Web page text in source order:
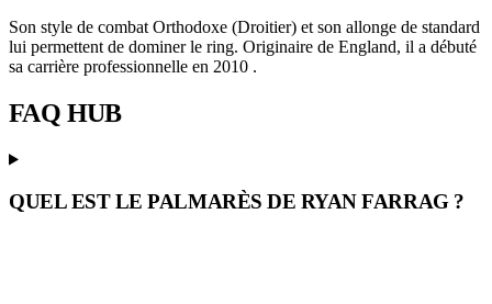
Son style de combat Orthodoxe (Droitier) et son allonge de standard
lui permettent de dominer le ring. Originaire de England, il a débuté
sa carrière professionnelle en 2010 .
FAQ HUB
QUEL EST LE PALMARÈS DE RYAN FARRAG ?